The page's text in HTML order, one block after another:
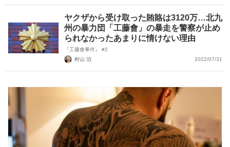
ヤクザから受け取った賄賂は3120万…北九
州の暴力団「工藤會」の暴走を警察が止め
られなかったあまりに情けない理由
『工藤會事件』 #2
村山 治
2022/07/31